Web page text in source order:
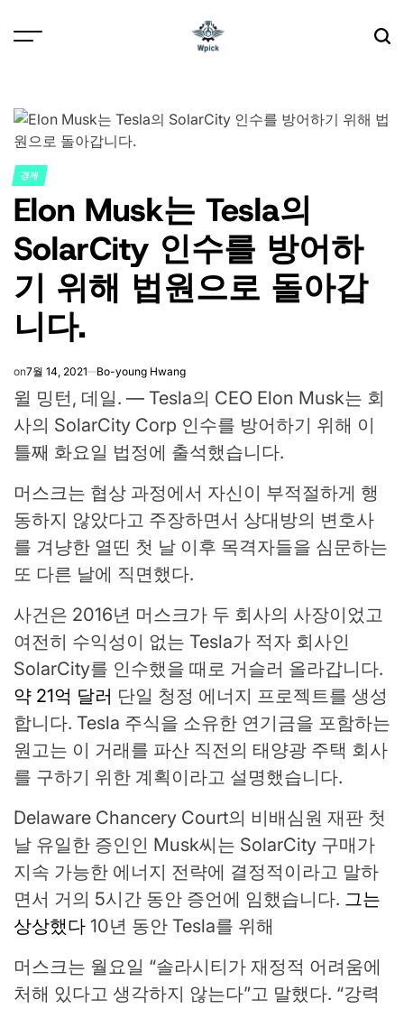
POSTED
IN
경제
Elon Musk는 Tesla의
SolarCity 인수를 방어하
기 위해 법원으로 돌아갑
니다.
on7월 14, 2021 Bo-young Hwang
윌 밍턴, 데일. — Tesla의 CEO Elon Musk는 회
사의 SolarCity Corp 인수를 방어하기 위해 이
틀째 화요일 법정에 출석했습니다.
머스크는 협상 과정에서 자신이 부적절하게 행
동하지 않았다고 주장하면서 상대방의 변호사
를 겨냥한 열띤 첫 날 이후 목격자들을 심문하는
또 다른 날에 직면했다.
사건은 2016년 머스크가 두 회사의 사장이었고
여전히 수익성이 없는 Tesla가 적자 회사인
SolarCity를 인수했을 때로 거슬러 올라갑니다.
약 21억 달러 단일 청정 에너지 프로젝트를 생성
합니다. Tesla 주식을 소유한 연기금을 포함하는
원고는 이 거래를 파산 직전의 태양광 주택 회사
를 구하기 위한 계획이라고 설명했습니다.
Delaware Chancery Court의 비배심원 재판 첫
날 유일한 증인인 Musk씨는 SolarCity 구매가
지속 가능한 에너지 전략에 결정적이라고 말하
면서 거의 5시간 동안 증언에 임했습니다. 그는
상상했다 10년 동안 Tesla를 위해
머스크는 월요일 “솔라시티가 재정적 어려움에
처해 있다고 생각하지 않는다”고 말했다. “강력